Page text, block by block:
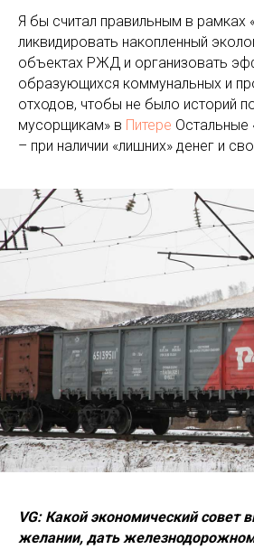
Я бы считал правильным в рамках
ликвидировать накопленный
объектах РЖД и организовать
образующихся коммунальных и
отходов, чтобы не было историй
мусорщикам» в Питере Остальные
– при наличии «лишних» денег и
VG: Какой экономический совет
желании, дать